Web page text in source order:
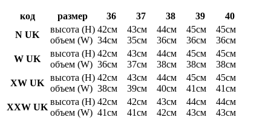
код размер 36 37 38 39
40
N UK
высота (H)
объем (W)
42см
34см
43см
35см
44см
36см
45см
36см
45см
36см
W UK
высота (H)
объем (W)
42см
36см
43см
37см
44см
38см
45см
38см
45см
38см
XW UK
высота (H)
объем (W)
42см
38см
43см
39см
44см
40см
45см
41см
45см
41см
XXW UK
высота (H)
объем (W)
42см
41см
42см
41см
43см
42см
44см
43см
44см
43см